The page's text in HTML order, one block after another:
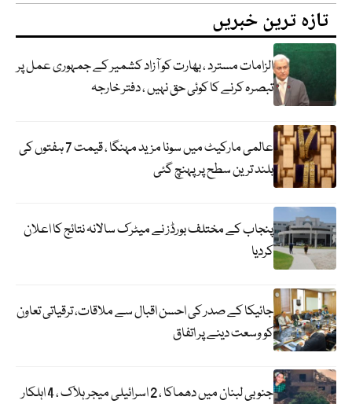
تازہ ترین خبریں
الزامات مسترد ، بھارت کو آزاد کشمیر کے جمہوری عمل پر
تبصرہ کرنے کا کوئی حق نہیں ، دفتر خارجہ
عالمی مارکیٹ میں سونا مزید مہنگا ، قیمت 7 ہفتوں کی
بلند ترین سطح پر پہنچ گئی
پنجاب کے مختلف بورڈز نے میٹرک سالانہ نتائج کا اعلان
کردیا
جائیکا کے صدر کی احسن اقبال سے ملاقات، ترقیاتی تعاون
کو وسعت دینے پر اتفاق
جنوبی لبنان میں دھماکا ، 2 اسرائیلی میجر ہلاک ، 4 اہلکار